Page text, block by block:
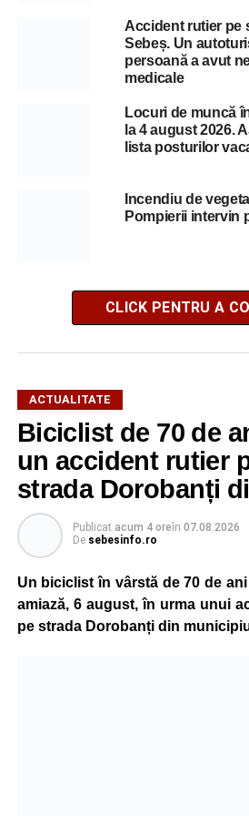
Accident rutier pe
Sebeș. Un
persoană a avut
medicale
Locuri de muncă
la 4 august 2026.
lista posturilor
Incendiu de
Pompierii intervin
CLICK PENTRU A
ACTUALITATE
Biciclist de 70 de
un accident rutier
strada Dorobanți
Publicat acum 4 oreîn 07.08.2026
De sebesinfo.ro
Un biciclist în vârstă de 70 de
amiază, 6 august, în urma unui
pe strada Dorobanți din